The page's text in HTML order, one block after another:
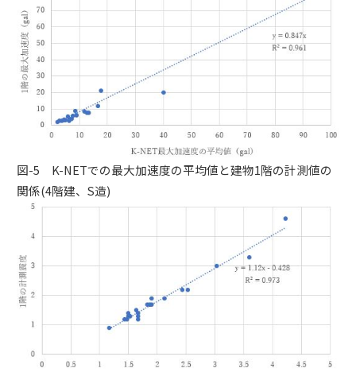
図-5 K-NETでの最大加速度の平均値と建物1階の計測値の
関係(4階建、S造)